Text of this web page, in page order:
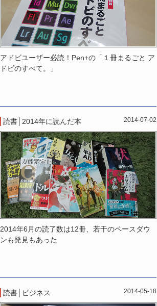
アドビユーザー必読！Pen+の「１冊まるごと ア
ドビのすべて。」
読書 2014年に読んだ本 2014-07-02
2014年6月の読了数は12冊、若干のペースダウ
ンも発見もあった
読書 ビジネス 2014-05-18